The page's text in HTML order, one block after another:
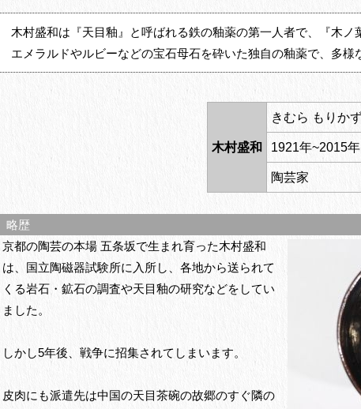
木村盛和は『天目釉』と呼ばれる鉄の釉薬の第一人者で、『木
エメラルドやルビーなどの宝石母石を砕いた独自の釉薬で、多
木村盛和
きむら もりか
1921年~2015年
陶芸家
略歴
京都の陶芸の本場 五条坂で生まれ育った木村盛和
は、国立陶磁器試験所に入所し、各地から送られて
くる岩石・鉱石の調査や天目釉の研究などをしてい
ました。
しかし5年後、戦争に招集されてしまいます。
皮肉にも派遣先は中国の天目茶碗の故郷のすぐ隣の